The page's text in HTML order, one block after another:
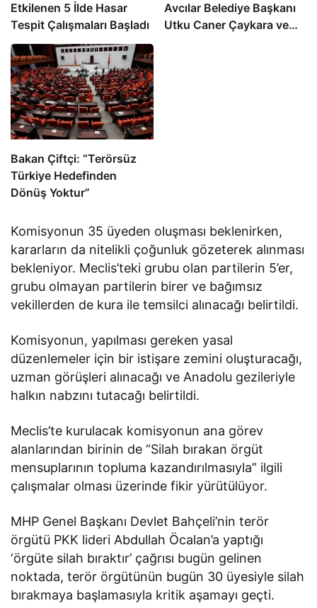
Etkilenen 5 İlde Hasar
Tespit Çalışmaları Başladı
Avcılar Belediye Başkanı
Utku Caner Çaykara ve
Bakan Çiftçi: “Terörsüz
Türkiye Hedefinden
Dönüş Yoktur”
Komisyonun 35 üyeden oluşması beklenirken,
kararların da nitelikli çoğunluk gözeterek alınması
bekleniyor. Meclis’teki grubu olan partilerin 5’er,
grubu olmayan partilerin birer ve bağımsız
vekillerden de kura ile temsilci alınacağı belirtildi.
Komisyonun, yapılması gereken yasal
düzenlemeler için bir istişare zemini oluşturacağı,
uzman görüşleri alınacağı ve Anadolu gezileriyle
halkın nabzını tutacağı belirtildi.
Meclis’te kurulacak komisyonun ana görev
alanlarından birinin de “Silah bırakan örgüt
mensuplarının topluma kazandırılmasıyla” ilgili
çalışmalar olması üzerinde fikir yürütülüyor.
MHP Genel Başkanı Devlet Bahçeli’nin terör
örgütü PKK lideri Abdullah Öcalan’a yaptığı
‘örgüte silah bıraktır’ çağrısı bugün gelinen
noktada, terör örgütünün bugün 30 üyesiyle silah
bırakmaya başlamasıyla kritik aşamayı geçti.